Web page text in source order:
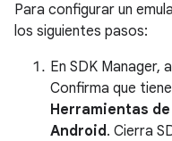
Para configurar un
los siguientes pasos:
En SDK Manager,
Confirma que
Herramientas
Android. Cierra